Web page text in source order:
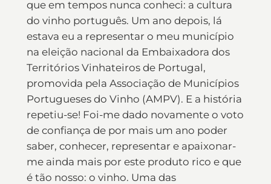
que em tempos nunca conheci: a cultura
do vinho português. Um ano depois, lá
estava eu a representar o meu município
na eleição nacional da Embaixadora dos
Territórios Vinhateiros de Portugal,
promovida pela Associação de Municípios
Portugueses do Vinho (AMPV). E a história
repetiu-se! Foi-me dado novamente o voto
de confiança de por mais um ano poder
saber, conhecer, representar e apaixonar-
me ainda mais por este produto rico e que
é tão nosso: o vinho. Uma das